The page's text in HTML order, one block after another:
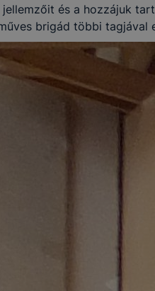
és a hozzájuk
brigád többi